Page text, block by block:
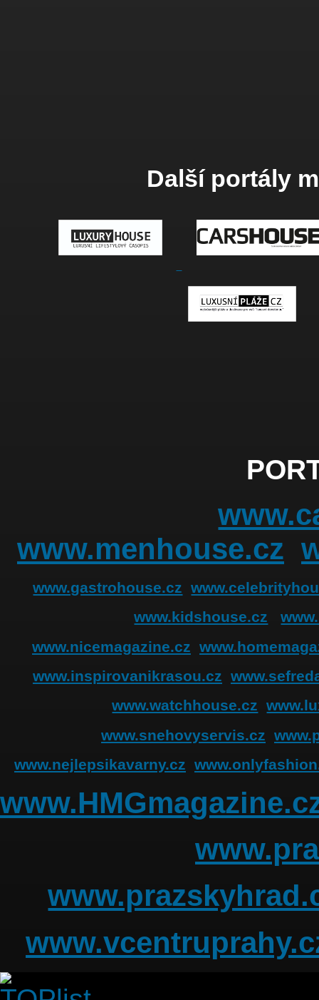
Další portály
www.menhouse.cz
www.gastrohouse.cz
www.kidshouse.cz
www.nicemagazine.cz
www.inspirovanikrasou.cz
www.watchhouse.cz
www.snehovyservis.cz
www.nejlepsikavarny.cz